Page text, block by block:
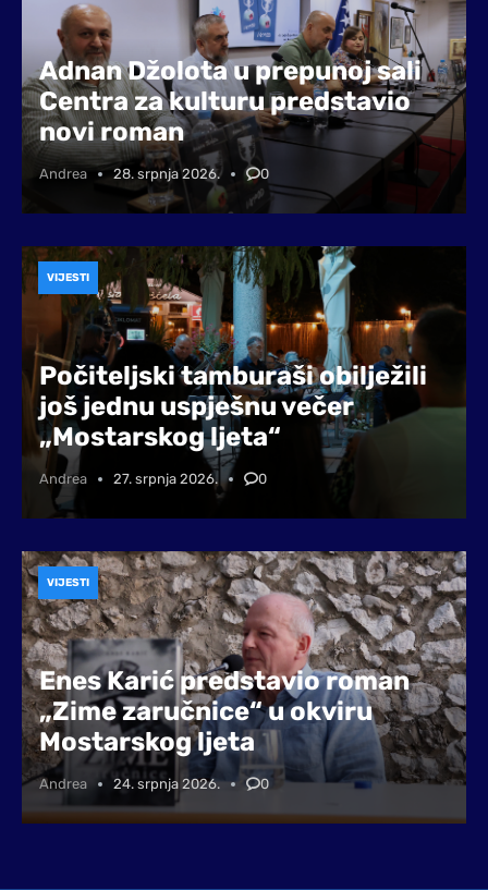
Adnan Džolota u prepunoj sali
Centra za kulturu predstavio
novi roman
Andrea 28. srpnja 2026. 0
Počiteljski tamburaši obilježili
još jednu uspješnu večer
„Mostarskog ljeta“
Andrea 27. srpnja 2026. 0
VIJESTI
Enes Karić predstavio roman
„Zime zaručnice“ u okviru
Mostarskog ljeta
Andrea 24. srpnja 2026. 0
VIJESTI